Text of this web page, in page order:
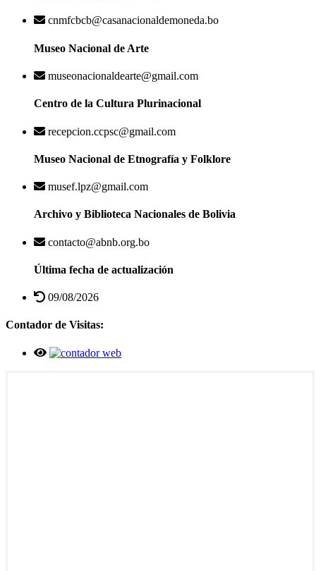
cnmfcbcb@casanacionaldemoneda.bo
Museo Nacional de Arte
museonacionaldearte@gmail.com
Centro de la Cultura Plurinacional
recepcion.ccpsc@gmail.com
Museo Nacional de Etnografía y Folklore
musef.lpz@gmail.com
Archivo y Biblioteca Nacionales de Bolivia
contacto@abnb.org.bo
Última fecha de actualización
09/08/2026
Contador de Visitas: